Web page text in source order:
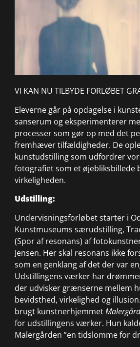
VI KAN NU TILBYDE FORLØBET
Eleverne går på opdagelse i
sanserum og eksperimenterer
processer som gør op med det
fremhæver tilfældigheder. De
kunstudstilling som udfordrer
fotografiet som et øjebliksbillede
virkeligheden.
Udstilling:
Undervisningsforløbet starter i
Kunstmuseums særudstilling,
(Spor af resonans) af
Jensen. Her skal resonans ikke
som en genklang af det der var
Udstillingens værker har
der udvisker grænserne mellem
bevidsthed, virkelighed og
brugt kunstnerhjemmet
for udstillingens værker. Hun
Malergården ”en tidslomme for